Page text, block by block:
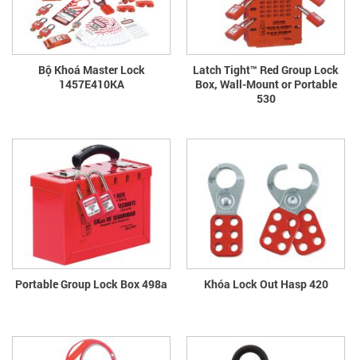
Bộ Khoá Master Lock
1457E410KA
Latch Tight™ Red Group Lock
Box, Wall-Mount or Portable
530
Portable Group Lock Box 498a Khóa Lock Out Hasp 420